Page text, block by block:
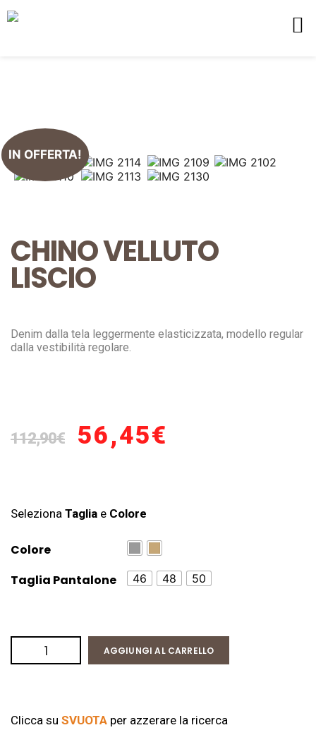
IN OFFERTA!
CHINO VELLUTO
LISCIO
Denim dalla tela leggermente elasticizzata, modello regular
dalla vestibilità regolare.
112,90€ 56,45€
Seleziona Taglia e Colore
Colore
Taglia Pantalone
46 48 50
AGGIUNGI AL CARRELLO
Clicca su SVUOTA per azzerare la ricerca